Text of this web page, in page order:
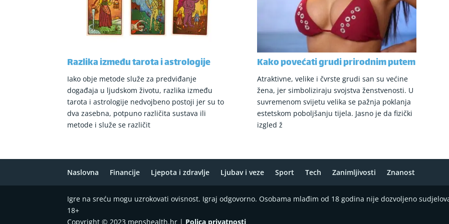
Razlika između tarota i astrologije
Iako obje metode služe za predviđanje
događaja u ljudskom životu, razlika između
tarota i astrologije nedvojbeno postoji jer su to
dva zasebna, potpuno različita sustava ili
metode i služe se različit
Kako povećati grudi prirodnim putem
Atraktivne, velike i čvrste grudi san su većine
žena, jer simboliziraju svojstva ženstvenosti. U
suvremenom svijetu velika se pažnja poklanja
estetskom poboljšanju tijela. Jasno je da fizički
izgled ž
Naslovna Financije Ljepota i zdravlje Ljubav i veze Sport Tech Zanimljivosti Znanost
Igre na sreću mogu uzrokovati ovisnost. Igraj odgovorno. Osobama mlađim od 18 godina nije dozvoljeno
18+
Copyright © 2023 menshealth.hr | Polica privatnosti